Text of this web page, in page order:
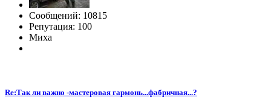
Сообщений: 10815
Репутация: 100
Миха
Re:Так ли важно -мастеровая гармонь...фабричная...?